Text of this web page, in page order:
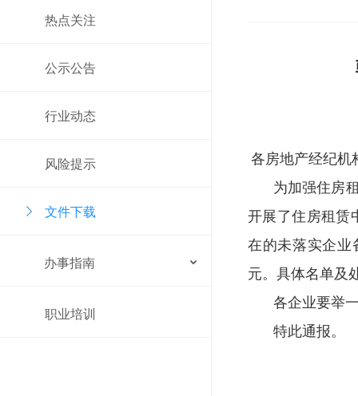
热点关注
公示公告
行业动态
风险提示
文件下载
办事指南
职业培训
各房地产经纪机
为加强住房
开展了住房租赁
在的未落实企业
元。具体名单及
各企业要举
特此通报。